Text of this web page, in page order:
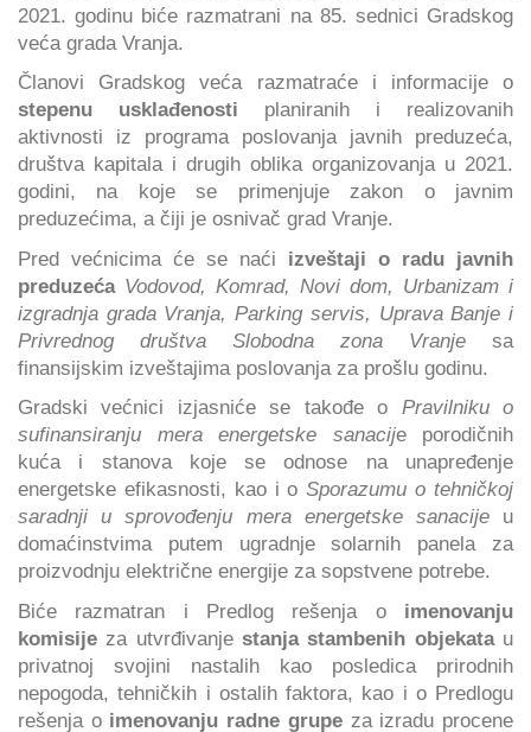
2021. godinu biće razmatrani na 85. sednici Gradskog
veća grada Vranja.
Članovi Gradskog veća razmatraće i informacije o
stepenu usklađenosti planiranih i realizovanih
aktivnosti iz programa poslovanja javnih preduzeća,
društva kapitala i drugih oblika organizovanja u 2021.
godini, na koje se primenjuje zakon o javnim
preduzećima, a čiji je osnivač grad Vranje.
Pred većnicima će se naći izveštaji o radu javnih
preduzeća Vodovod, Komrad, Novi dom, Urbanizam i
izgradnja grada Vranja, Parking servis, Uprava Banje i
Privrednog društva Slobodna zona Vranje sa
finansijskim izveštajima poslovanja za prošlu godinu.
Gradski većnici izjasniće se takođe o Pravilniku o
sufinansiranju mera energetske sanacije porodičnih
kuća i stanova koje se odnose na unapređenje
energetske efikasnosti, kao i o Sporazumu o tehničkoj
saradnji u sprovođenju mera energetske sanacijeu
domaćinstvima putem ugradnje solarnih panela za
proizvodnju električne energije za sopstvene potrebe.
Biće razmatran i Predlog rešenja o imenovanju
komisije za utvrđivanjestanja stambenih objekatau
privatnoj svojini nastalih kao posledica prirodnih
nepogoda, tehničkih i ostalih faktora, kao i o Predlogu
rešenja oimenovanju radne grupeza izradu procene